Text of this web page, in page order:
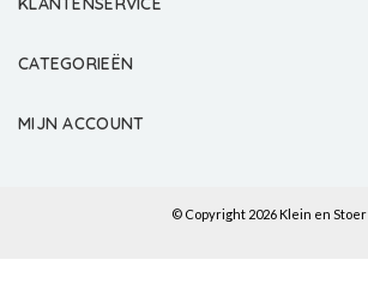
CATEGORIEËN
MIJN ACCOUNT
© Copyright 2026 Klein en Stoer